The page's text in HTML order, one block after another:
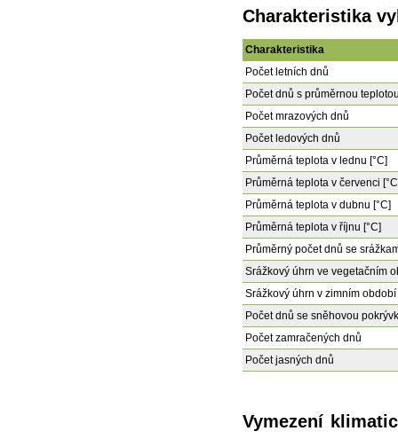
Charakteristika
Charakteristika
Počet letních dnů
Počet dnů s průměrnou
Počet mrazových dnů
Počet ledových dnů
Průměrná teplota v lednu [°C]
Průměrná teplota v červenci
Průměrná teplota v dubnu [°C]
Průměrná teplota v říjnu [°C]
Průměrný počet dnů se
Srážkový úhrn ve vegetačním
Srážkový úhrn v zimním období
Počet dnů se sněhovou
Počet zamračených dnů
Počet jasných dnů
Vymezení